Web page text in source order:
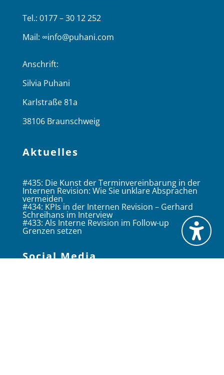
Tel.: 0177 – 30 12 252
Mail: ∞info@puhani.com
Anschrift:
Silvia Puhani
Karlstraße 81a
38106 Braunschweig
Aktuelles
#435: Die Kunst der Terminvereinbarung in der
Internen Revision: Wie Sie unklare Absprachen
vermeiden
#434: KPIs in der Internen Revision – Gerhard
Schreihans im Interview
#433: Als Interne Revision im Follow-up
Grenzen setzen
Social Media